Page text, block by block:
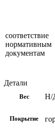
соответствие
нормативным
документам
Детали
Вес Н/
Покрытие